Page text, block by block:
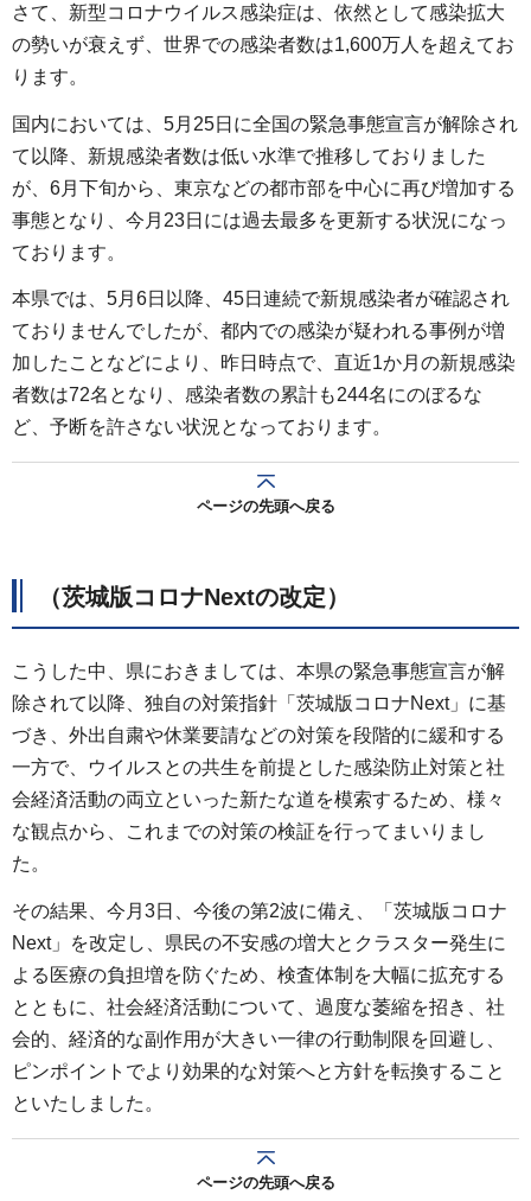
さて、新型コロナウイルス感染症は、依然として感染拡大
の勢いが衰えず、世界での感染者数は1,600万人を超えてお
ります。
国内においては、5月25日に全国の緊急事態宣言が解除され
て以降、新規感染者数は低い水準で推移しておりました
が、6月下旬から、東京などの都市部を中心に再び増加する
事態となり、今月23日には過去最多を更新する状況になっ
ております。
本県では、5月6日以降、45日連続で新規感染者が確認され
ておりませんでしたが、都内での感染が疑われる事例が増
加したことなどにより、昨日時点で、直近1か月の新規感染
者数は72名となり、感染者数の累計も244名にのぼるな
ど、予断を許さない状況となっております。
ページの先頭へ戻る
（茨城版コロナNextの改定）
こうした中、県におきましては、本県の緊急事態宣言が解
除されて以降、独自の対策指針「茨城版コロナNext」に基
づき、外出自粛や休業要請などの対策を段階的に緩和する
一方で、ウイルスとの共生を前提とした感染防止対策と社
会経済活動の両立といった新たな道を模索するため、様々
な観点から、これまでの対策の検証を行ってまいりまし
た。
その結果、今月3日、今後の第2波に備え、「茨城版コロナ
Next」を改定し、県民の不安感の増大とクラスター発生に
よる医療の負担増を防ぐため、検査体制を大幅に拡充する
とともに、社会経済活動について、過度な萎縮を招き、社
会的、経済的な副作用が大きい一律の行動制限を回避し、
ピンポイントでより効果的な対策へと方針を転換すること
といたしました。
ページの先頭へ戻る